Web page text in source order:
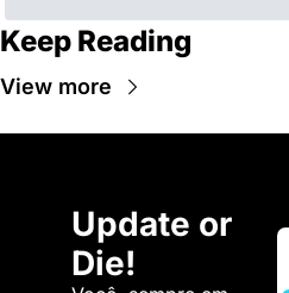
Keep Reading
View more
Update or
Die!